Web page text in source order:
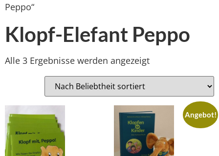
Peppo“
Klopf-Elefant Peppo
Alle 3 Ergebnisse werden angezeigt
Angebot!